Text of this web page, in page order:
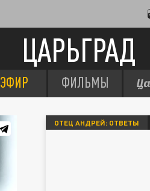
ЦАРЬГРАД
ЭФИР ФИЛЬМЫ
ОТЕЦ АНДРЕЙ: ОТВЕТЫ